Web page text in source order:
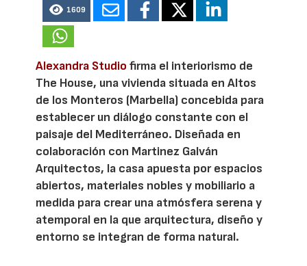
1609
Alexandra Studio firma el interiorismo de
The House, una vivienda situada en Altos
de los Monteros (Marbella) concebida para
establecer un diálogo constante con el
paisaje del Mediterráneo. Diseñada en
colaboración con Martinez Galván
Arquitectos, la casa apuesta por espacios
abiertos, materiales nobles y mobiliario a
medida para crear una atmósfera serena y
atemporal en la que arquitectura, diseño y
entorno se integran de forma natural.